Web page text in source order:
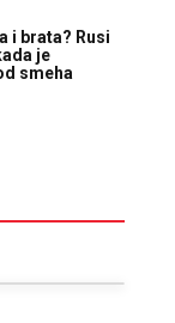
i brata? Rusi
je
smeha